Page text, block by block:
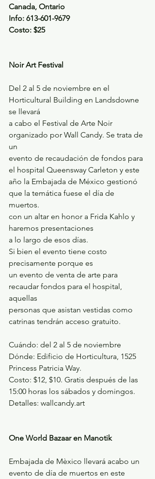
Canada, Ontario
Info: 613-601-9679
Costo: $25
Noir Art Festival
Del 2 al 5 de noviembre en el
Horticultural Building en Landsdowne
se llevará
a cabo el Festival de Arte Noir
organizado por Wall Candy. Se trata de
un
evento de recaudación de fondos para
el hospital Queensway Carleton y este
año la Embajada de México gestionó
que la temática fuese el día de
muertos.
con un altar en honor a Frida Kahlo y
haremos presentaciones
a lo largo de esos días.
Si bien el evento tiene costo
precisamente porque es
un evento de venta de arte para
recaudar fondos para el hospital,
aquellas
personas que asistan vestidas como
catrinas tendrán acceso gratuito.
Cuándo: del 2 al 5 de noviembre
Dónde: Edificio de Horticultura, 1525
Princess Patricia Way.
Costo: $12, $10. Gratis después de las
15:00 horas los sábados y domingos.
Detalles: wallcandy.art
One World Bazaar en Manotik
Embajada de Mèxico llevará acabo un
evento de día de muertos en este